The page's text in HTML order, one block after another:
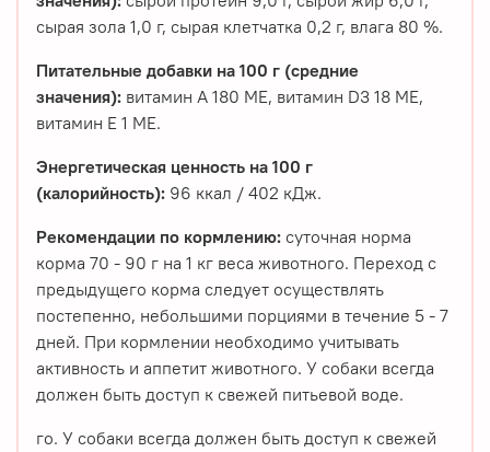
сырая зола 1,0 г, сырая клетчатка 0,2 г, влага 80 %.
Питательные добавки на 100 г (средние
значения): витамин А 180 МЕ, витамин D3 18 МЕ,
витамин Е 1 МЕ.
Энергетическая ценность на 100 г
(калорийность): 96 ккал / 402 кДж.
Рекомендации по кормлению: суточная норма
корма 70 - 90 г на 1 кг веса животного. Переход с
предыдущего корма следует осуществлять
постепенно, небольшими порциями в течение 5 - 7
дней. При кормлении необходимо учитывать
активность и аппетит животного. У собаки всегда
должен быть доступ к свежей питьевой воде.
го. У собаки всегда должен быть доступ к свежей